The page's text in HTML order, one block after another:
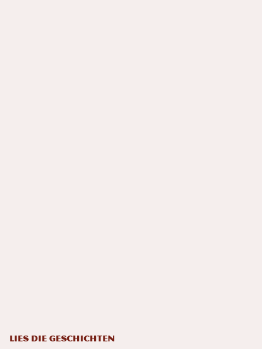
LIES DIE GESCHICHTEN